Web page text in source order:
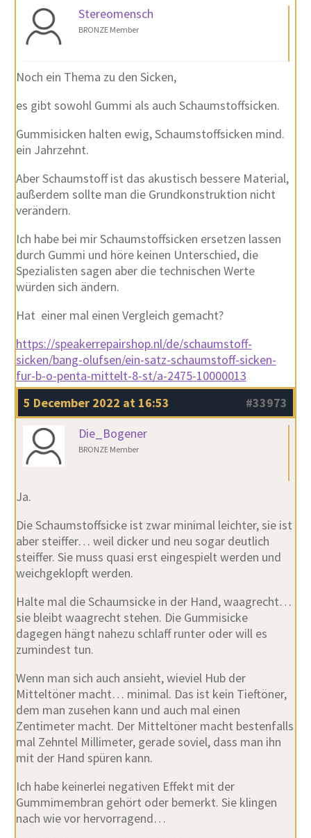
Stereomensch
BRONZE Member
Noch ein Thema zu den Sicken,
es gibt sowohl Gummi als auch Schaumstoffsicken.
Gummisicken halten ewig, Schaumstoffsicken mind.
ein Jahrzehnt.
Aber Schaumstoff ist das akustisch bessere Material,
außerdem sollte man die Grundkonstruktion nicht
verändern.
Ich habe bei mir Schaumstoffsicken ersetzen lassen
durch Gummi und höre keinen Unterschied, die
Spezialisten sagen aber die technischen Werte
würden sich ändern.
Hat einer mal einen Vergleich gemacht?
https://speakerrepairshop.nl/de/schaumstoff-
sicken/bang-olufsen/ein-satz-schaumstoff-sicken-
fur-b-o-penta-mittelt-8-st/a-2475-10000013
5 December 2022 at 16:53
#33973
Die_Bogener
BRONZE Member
Ja.
Die Schaumstoffsicke ist zwar minimal leichter, sie ist
aber steiffer… weil dicker und neu sogar deutlich
steiffer. Sie muss quasi erst eingespielt werden und
weichgeklopft werden.
Halte mal die Schaumsicke in der Hand, waagrecht…
sie bleibt waagrecht stehen. Die Gummisicke
dagegen hängt nahezu schlaff runter oder will es
zumindest tun.
Wenn man sich auch ansieht, wieviel Hub der
Mitteltöner macht… minimal. Das ist kein Tieftöner,
dem man zusehen kann und auch mal einen
Zentimeter macht. Der Mitteltöner macht bestenfalls
mal Zehntel Millimeter, gerade soviel, dass man ihn
mit der Hand spüren kann.
Ich habe keinerlei negativen Effekt mit der
Gummimembran gehört oder bemerkt. Sie klingen
nach wie vor hervorragend…